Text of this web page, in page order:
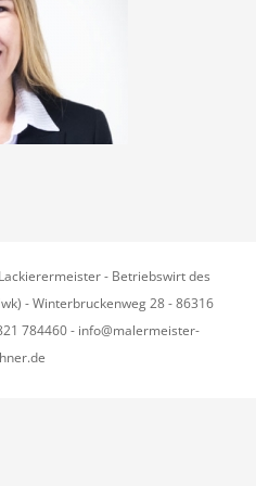
- Betriebswirt des
- Winterbruckenweg 28 - 86316
784460 - info@malermeister-